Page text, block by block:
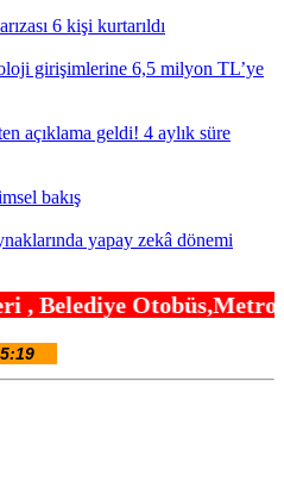
6 kişi kurtarıldı
girişimlerine 6,5 milyon TL’ye
açıklama geldi! 4 aylık süre
bakış
yapay zekâ dönemi
Otobüs,Metro,Tren